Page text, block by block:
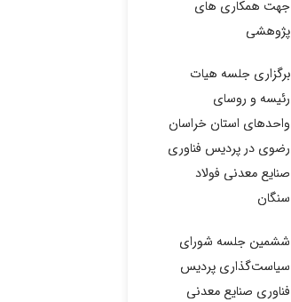
جهت همکاری های
پژوهشی
برگزاری جلسه هیات
رئیسه و روسای
واحدهای استان خراسان
رضوی در پردیس فناوری
صنایع معدنی فولاد
سنگان
ششمین جلسه شورای
سیاست‌گذاری پردیس
فناوری صنایع معدنی